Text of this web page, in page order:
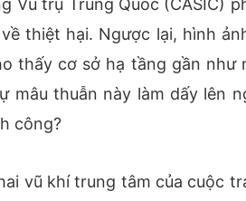
Vũ trụ Trung Quốc (CASIC)
thiệt hại. Ngược lại, hình
thấy cơ sở hạ tầng gần như
mâu thuẫn này làm dấy lên
công?
vũ khí trung tâm của cuộc